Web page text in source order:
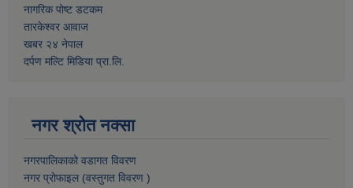
नागरिक पोष्ट डटकम
तारकेश्वर आवाज
खबर २४ नेपाल
दर्पण मल्टि मिडिया प्रा.लि.
नगर श्रोत नक्सा
नगरपालिकाको वडागत विवरण
नगर प्रोफाइल (वस्तुगत विवरण )